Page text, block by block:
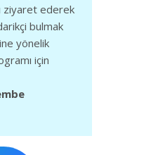
ziyaret ederek
bulmak
yönelik
için